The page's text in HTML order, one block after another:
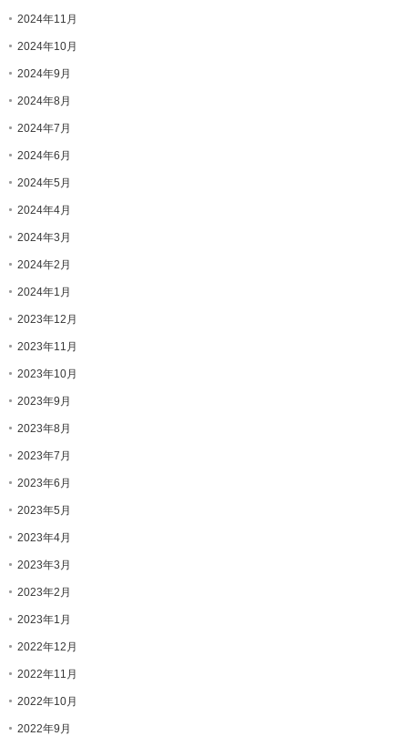
2024年11月
2024年10月
2024年9月
2024年8月
2024年7月
2024年6月
2024年5月
2024年4月
2024年3月
2024年2月
2024年1月
2023年12月
2023年11月
2023年10月
2023年9月
2023年8月
2023年7月
2023年6月
2023年5月
2023年4月
2023年3月
2023年2月
2023年1月
2022年12月
2022年11月
2022年10月
2022年9月